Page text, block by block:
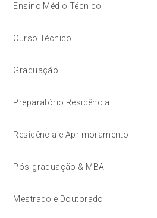
Ensino Médio Técnico
Curso Técnico
Graduação
Preparatório Residência
Residência e Aprimoramento
Pós-graduação & MBA
Mestrado e Doutorado